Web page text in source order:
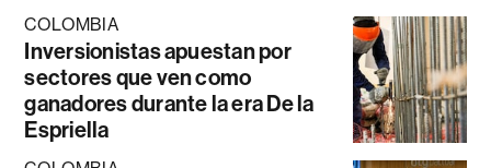
COLOMBIA
Inversionistas apuestan por
sectores que ven como
ganadores durante la era De la
Espriella